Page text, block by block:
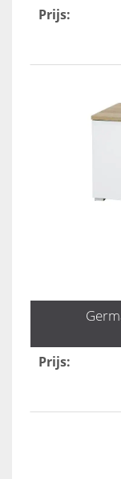
Prijs:
Prijs: